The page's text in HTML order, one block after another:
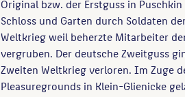
Original bzw. der Erstguss in
Schloss und Garten durch Soldaten
Weltkrieg weil beherzte Mitarbeiter
vergruben. Der deutsche Zweitguss
Zweiten Weltkrieg verloren. Im Zuge
Pleasuregrounds in Klein-Glienicke